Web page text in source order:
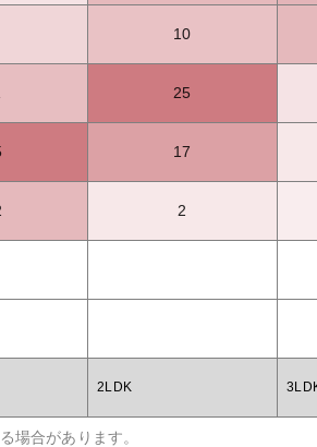
10
25
17
2
2LDK
場合があります。